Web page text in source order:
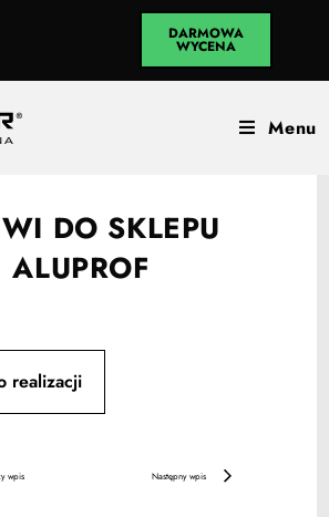
DARMOWA
WYCENA
Menu
DO SKLEPU
ALUPROF
realizacji
wpis Następny wpis